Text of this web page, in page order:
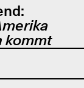
kommt